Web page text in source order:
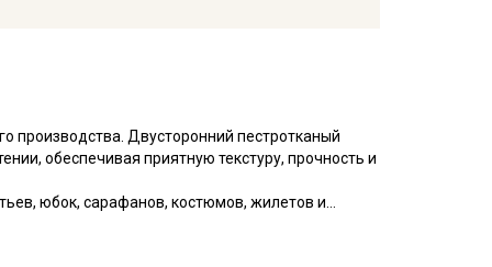
производства. Двусторонний пестротканый
обеспечивая приятную текстуру, прочность и
юбок, сарафанов, костюмов, жилетов и
прихваток.